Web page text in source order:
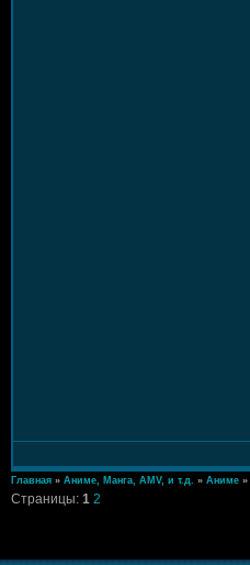
Главная » Аниме, Манга, AMV, и т.д. » Аниме »
Страницы: 1 2